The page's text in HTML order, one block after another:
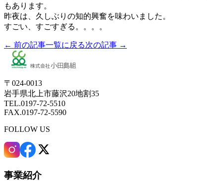
もあります。
昨夜は、久しぶりの知的興奮を味わいました。
すごい、すごすぎる。。。。
← 前の記事一覧に戻る次の記事 →
〒024-0013
岩手県北上市藤沢20地割35
TEL.0197-72-5510
FAX.0197-72-5590
FOLLOW US
事業紹介